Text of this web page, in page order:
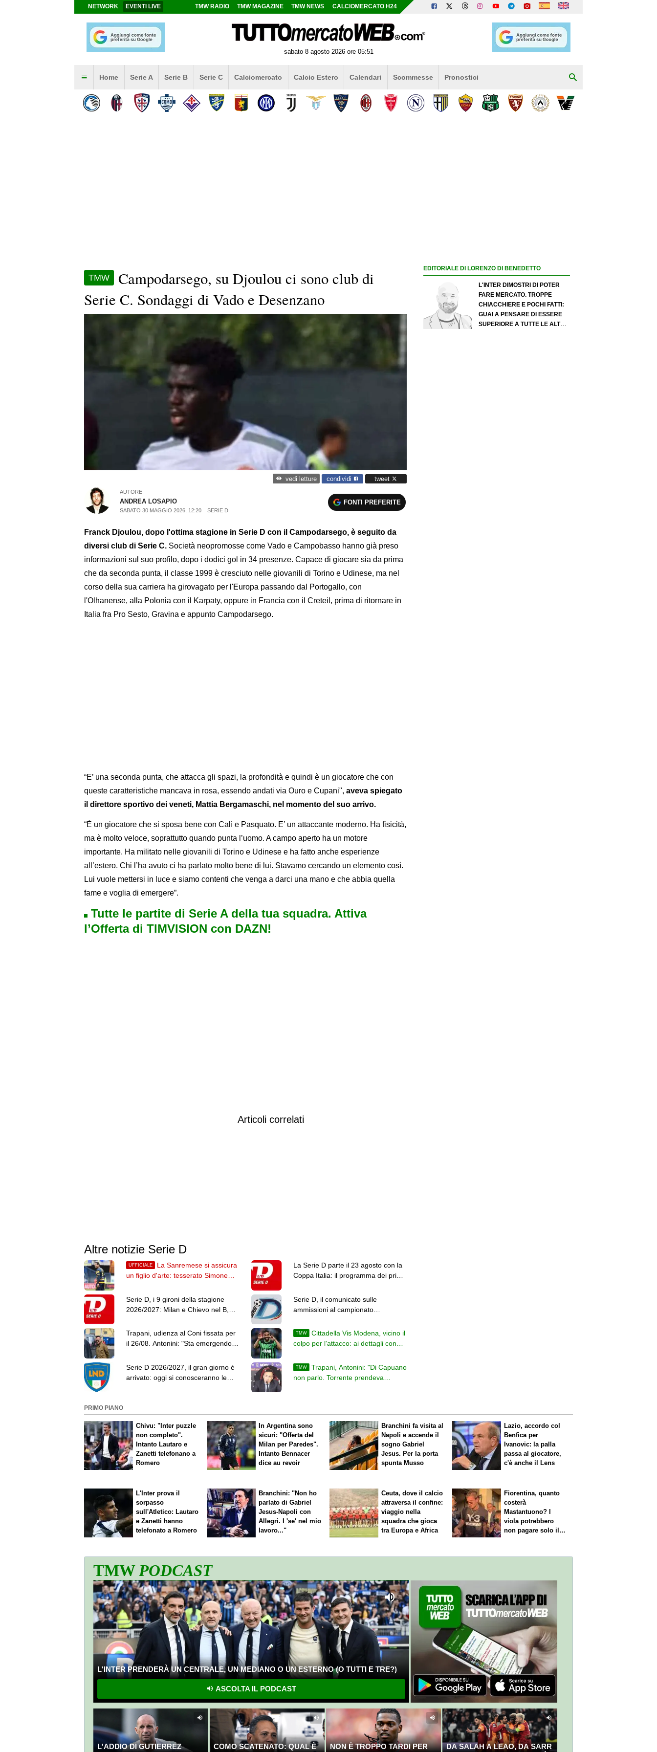
NETWORK EVENTI LIVE TMW RADIO TMW MAGAZINE TMW NEWS CALCIOMERCATO H24
sabato 8 agosto 2026 ore 05:51
Home Serie A Serie B Serie C Calciomercato Calcio Estero Calendari Scommesse Pronostici
TMW
Campodarsego, su Djoulou ci sono club di
Serie C. Sondaggi di Vado e Desenzano
vedi letture condividi tweet
AUTORE
ANDREA LOSAPIO
SABATO 30 MAGGIO 2026, 12:20 SERIE D
FONTI PREFERITE
Franck Djoulou, dopo l'ottima stagione in Serie D con il Campodarsego, è seguito da
diversi club di Serie C. Società neopromosse come Vado e Campobasso hanno già preso
informazioni sul suo profilo, dopo i dodici gol in 34 presenze. Capace di giocare sia da prima
che da seconda punta, il classe 1999 è cresciuto nelle giovanili di Torino e Udinese, ma nel
corso della sua carriera ha girovagato per l'Europa passando dal Portogallo, con
l'Olhanense, alla Polonia con il Karpaty, oppure in Francia con il Creteil, prima di ritornare in
Italia fra Pro Sesto, Gravina e appunto Campodarsego.
“E’ una seconda punta, che attacca gli spazi, la profondità e quindi è un giocatore che con
queste caratteristiche mancava in rosa, essendo andati via Ouro e Cupani", aveva spiegato
il direttore sportivo dei veneti, Mattia Bergamaschi, nel momento del suo arrivo.
“È un giocatore che si sposa bene con Calì e Pasquato. E’ un attaccante moderno. Ha fisicità,
ma è molto veloce, soprattutto quando punta l’uomo. A campo aperto ha un motore
importante. Ha militato nelle giovanili di Torino e Udinese e ha fatto anche esperienze
all’estero. Chi l’ha avuto ci ha parlato molto bene di lui. Stavamo cercando un elemento così.
Lui vuole mettersi in luce e siamo contenti che venga a darci una mano e che abbia quella
fame e voglia di emergere”.
Tutte le partite di Serie A della tua squadra. Attiva
l’Offerta di TIMVISION con DAZN!
Articoli correlati
Altre notizie Serie D
UFFICIALE
La Sanremese si assicura
un figlio d'arte: tesserato Simone
La Serie D parte il 23 agosto con la
Coppa Italia: il programma dei primi
Serie D, i 9 gironi della stagione
2026/2027: Milan e Chievo nel B,
Serie D, il comunicato sulle
ammissioni al campionato
Trapani, udienza al Coni fissata per
il 26/08. Antonini: "Sta emergendo
TMW
Cittadella Vis Modena, vicino il
colpo per l'attacco: ai dettagli con
Serie D 2026/2027, il gran giorno è
arrivato: oggi si conosceranno le
TMW
Trapani, Antonini: "Di Capuano
non parlo. Torrente prendeva
EDITORIALE DI LORENZO DI BENEDETTO
L'INTER DIMOSTRI DI POTER
FARE MERCATO. TROPPE
CHIACCHIERE E POCHI FATTI:
GUAI A PENSARE DI ESSERE
SUPERIORE A TUTTE LE ALTRE
PRIMO PIANO
Chivu: "Inter puzzle
non completo".
Intanto Lautaro e
Zanetti telefonano a
Romero
In Argentina sono
sicuri: "Offerta del
Milan per Paredes".
Intanto Bennacer
diceau revoir
Branchini fa visita al
Napoli e accende il
sogno Gabriel
Jesus. Per la porta
spunta Musso
Lazio, accordo col
Benfica per
Ivanovic: la palla
passa al giocatore,
c'è anche il Lens
L'Inter prova il
sorpasso
sull'Atletico: Lautaro
e Zanetti hanno
telefonato a Romero
Branchini: "Non ho
parlato di Gabriel
Jesus-Napoli con
Allegri. I 'se' nel mio
lavoro..."
Ceuta, dove il calcio
attraversa il confine:
viaggio nella
squadra che gioca
tra Europa e Africa
Fiorentina, quanto
costerà
Mastantuono? I
viola potrebbero
non pagare solo il
TMWPODCAST
L'INTER PRENDERÀ UN CENTRALE, UN MEDIANO O UN ESTERNO (O TUTTI E TRE?)
ASCOLTA IL PODCAST
L'ADDIO DI GUTIERREZ
COMO SCATENATO: QUAL È
NON È TROPPO TARDI PER
DA SALAH A LEAO, DA SARR